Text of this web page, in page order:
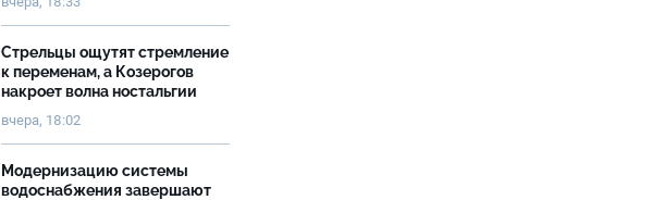
Стрельцы ощутят стремление
к переменам, а Козерогов
накроет волна ностальгии
вчера, 18:02
Модернизацию системы
водоснабжения завершают